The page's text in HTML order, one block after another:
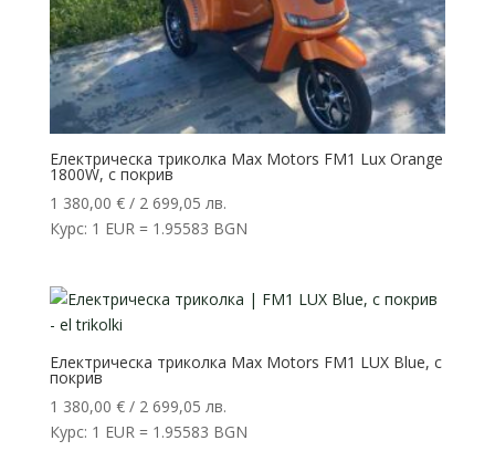
Електрическа триколка Max Motors FM1 Lux Orange
1800W, с покрив
1 380,00 €/ 2 699,05 лв.
Курс: 1 EUR = 1.95583 BGN
Електрическа триколка Max Motors FM1 LUX Blue, с
покрив
1 380,00 €/ 2 699,05 лв.
Курс: 1 EUR = 1.95583 BGN